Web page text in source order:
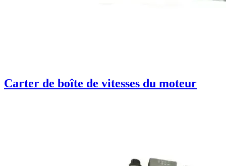
Carter de boîte de vitesses du moteur